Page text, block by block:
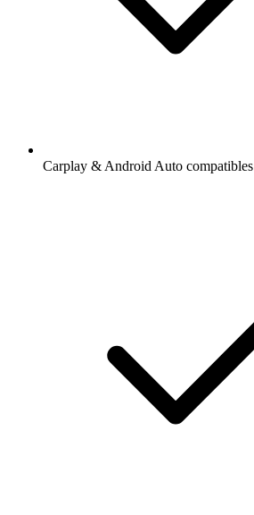
Carplay & Android Auto compatibles